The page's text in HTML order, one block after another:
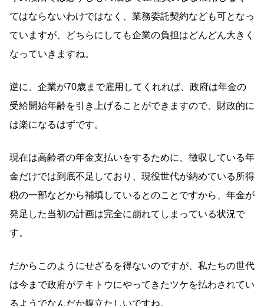
てはならないわけではなく、業務委託契約なども可となっ
ていますが、どちらにしても企業の負担はどんどん大きく
なっていきますね。
逆に、企業が70歳まで雇用してくれれば、政府は年金の
受給開始年齢を引き上げることができますので、財政的に
は楽になるはずです。
現在は高齢者の年金支払いをするために、徴収している年
金だけでは到底不足しており、現役世代が納めている所得
税の一部などから補填しているとのことですから、年金が
発足した当初の計画は完全に崩れてしまっている状況で
す。
だからこのようにせざるを得ないのですが、私たちの世代
は今まで政府がテキトウにやってきたツケを払わされてい
るようでなんだか腹立たしいですね。